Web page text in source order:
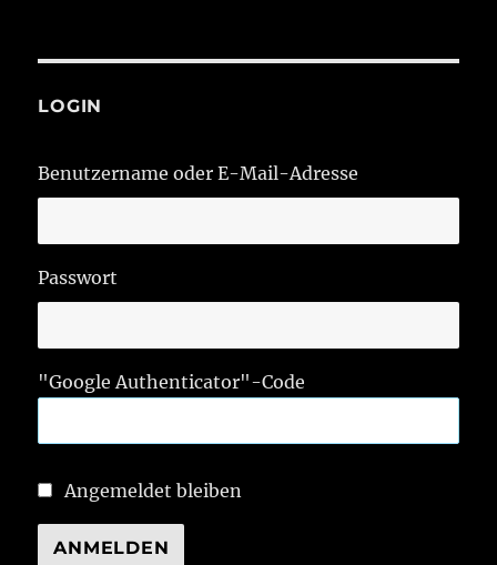
LOGIN
Benutzername oder E-Mail-Adresse
Passwort
"Google Authenticator"-Code
Angemeldet bleiben
ANMELDEN